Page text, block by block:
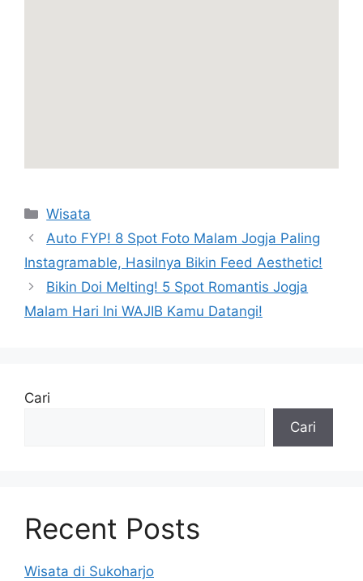
Kategori
Wisata
Auto FYP! 8 Spot Foto Malam Jogja Paling
Instagramable, Hasilnya Bikin Feed Aesthetic!
Bikin Doi Melting! 5 Spot Romantis Jogja
Malam Hari Ini WAJIB Kamu Datangi!
Cari
Cari
Recent Posts
Wisata di Sukoharjo